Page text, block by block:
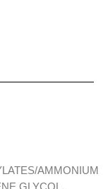
AMMONIUM